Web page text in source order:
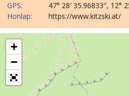
GPS:
47° 28′ 35.96833″, 12°
Honlap:
https://www.kitzski.at/
+
−